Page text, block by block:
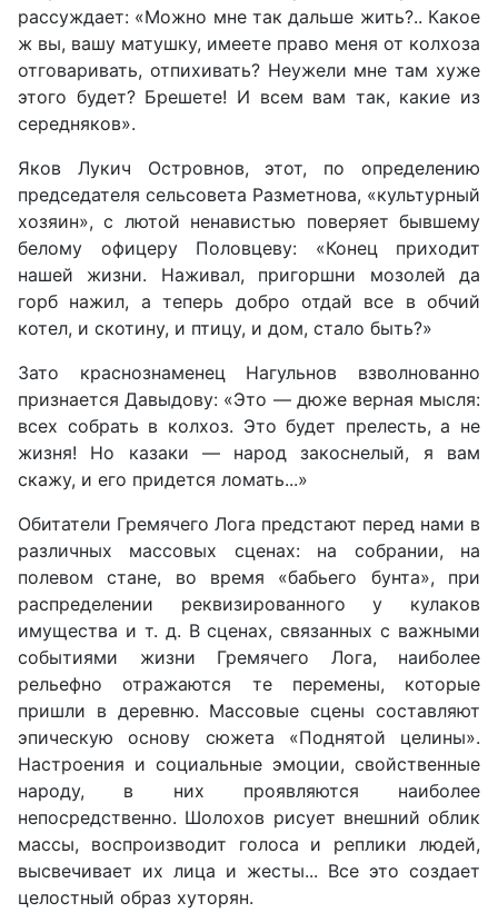
рассуждает: «Можно мне так дальше жить?.. Какое
ж вы, вашу матушку, имеете право меня от колхоза
отговаривать, отпихивать? Неужели мне там хуже
этого будет? Брешете! И всем вам так, какие из
середняков».
Яков Лукич Островнов, этот, по определению
председателя сельсовета Разметнова, «культурный
хозяин», с лютой ненавистью поверяет бывшему
белому офицеру Половцеву: «Конец приходит
нашей жизни. Наживал, пригоршни мозолей да
горб нажил, а теперь добро отдай все в обчий
котел, и скотину, и птицу, и дом, стало быть?»
Зато краснознаменец Нагульнов взволнованно
признается Давыдову: «Это — дюже верная мысля:
всех собрать в колхоз. Это будет прелесть, а не
жизня! Но казаки — народ закоснелый, я вам
скажу, и его придется ломать...»
Обитатели Гремячего Лога предстают перед нами в
различных массовых сценах: на собрании, на
полевом стане, во время «бабьего бунта», при
распределении реквизированного у кулаков
имущества и т. д. В сценах, связанных с важными
событиями жизни Гремячего Лога, наиболее
рельефно отражаются те перемены, которые
пришли в деревню. Массовые сцены составляют
эпическую основу сюжета «Поднятой целины».
Настроения и социальные эмоции, свойственные
народу, в них проявляются наиболее
непосредственно. Шолохов рисует внешний облик
массы, воспроизводит голоса и реплики людей,
высвечивает их лица и жесты... Все это создает
целостный образ хуторян.